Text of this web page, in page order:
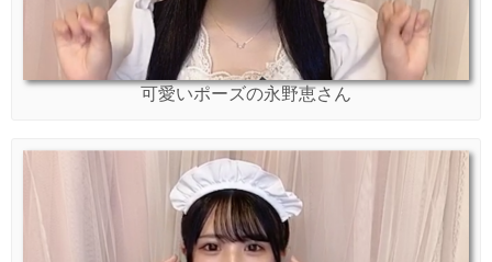
可愛いポーズの永野恵さん